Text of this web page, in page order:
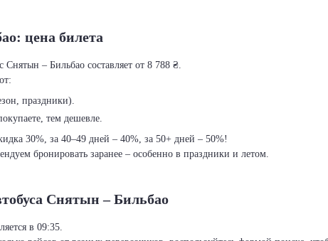
цена билета
Снятын – Бильбао составляет от 8 788 ₴.
праздники).
тем дешевле.
30%, за 40–49 дней – 40%, за 50+ дней – 50%!
бронировать заранее – особенно в праздники и летом.
Снятын – Бильбао
в 09:35.